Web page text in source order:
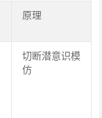
原理
切断潜意识模
仿